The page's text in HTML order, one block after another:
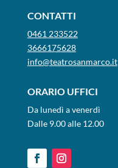
CONTATTI
0461 233522
3666175628
info@teatrosanmarco.it
ORARIO UFFICI
Da lunedì a venerdì
Dalle 9.00 alle 12.00